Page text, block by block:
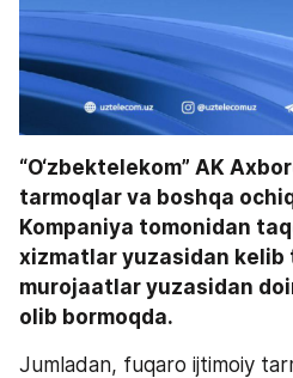
“O‘zbektelekom” AK
tarmoqlar va boshqa
Kompaniya tomonidan
xizmatlar yuzasidan kelib
murojaatlar yuzasidan
olib bormoqda.
Jumladan, fuqaro ijtimoiy